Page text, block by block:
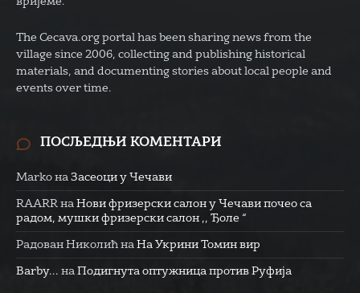
The Cecava.org portal has been sharing news from the
village since 2006, collecting and publishing historical
materials, and documenting stories about local people and
events over time.
ПОСЉЕДЊИ КОМЕНТАРИ
Marko на Засеоци у Чечави
RAARR на Нови фризерски салон у Чечави почео са
радом, мушки фризерски салон ,, Ђоле “
Радован Николић на На Укрини Томин вир
Barby... на Подигнута оптужница против Руфија